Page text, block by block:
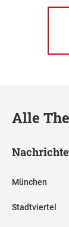
Alle
München
Stadtviertel